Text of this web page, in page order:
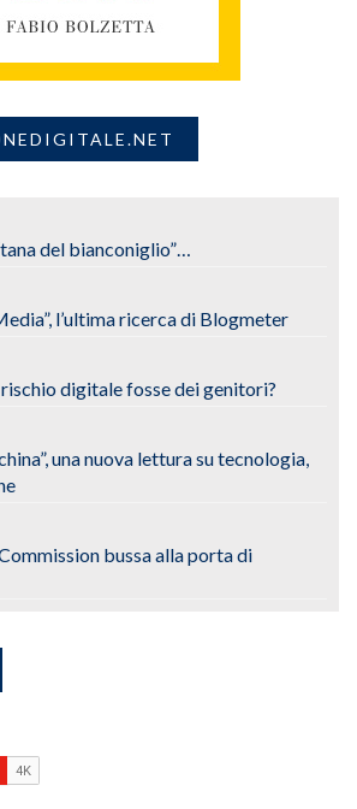
del bianconiglio”…
l’ultima ricerca di Blogmeter
rischio digitale fosse dei genitori?
una nuova lettura su tecnologia,
bussa alla porta di